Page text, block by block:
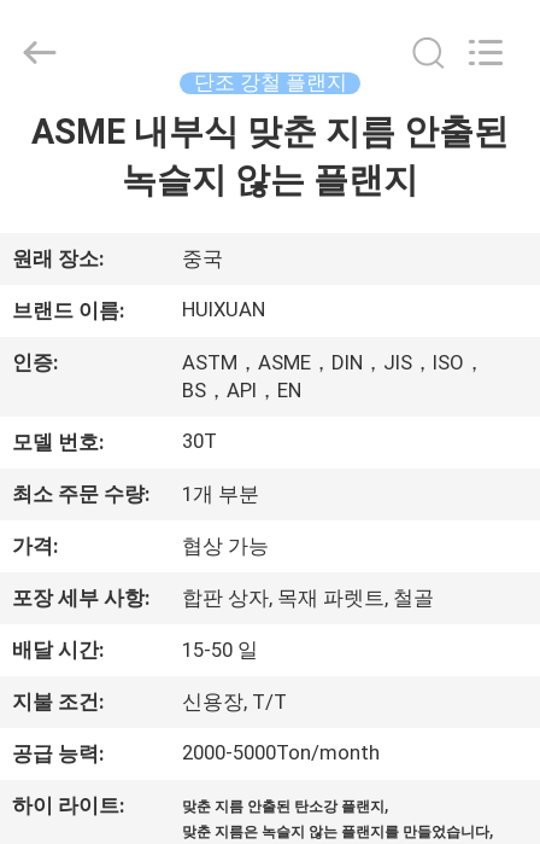
집
품
동
상
우
대
하
여
2026
JIANGSU
ENERGY
EQUIPMENT
단조 강철 플랜지
ASME 내부식 맞춘 지름 안출된
녹슬지 않는 플랜지
원래 장소: 중국
브랜드 이름: HUIXUAN
인증:
ASTM，ASME，DIN，JIS，ISO，
BS，API，EN
모델 번호: 30T
최소 주문 수량: 1개 부분
가격: 협상 가능
포장 세부 사항: 합판 상자, 목재 파렛트, 철골
배달 시간: 15-50 일
지불 조건: 신용장, T/T
공급 능력: 2000-5000Ton/month
하이 라이트: 맞춘 지름 안출된 탄소강 플랜지 ,
맞춘 지름은 녹슬지 않는 플랜지를 만들었습니다,